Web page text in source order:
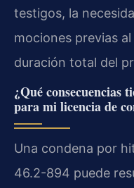
testigos, la
mociones previas
duración total del
¿Qué consecuencias
para mi licencia de
Una condena por
46.2-894 puede